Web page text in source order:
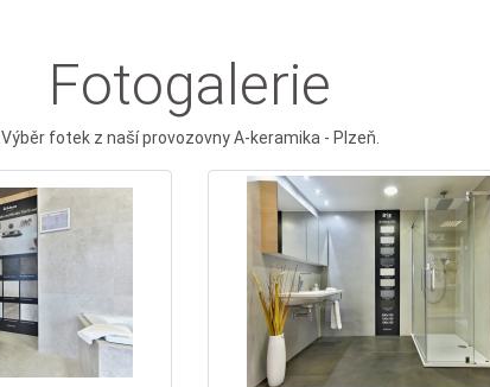
Fotogalerie
Výběr fotek z naší provozovny A-keramika - Plzeň.